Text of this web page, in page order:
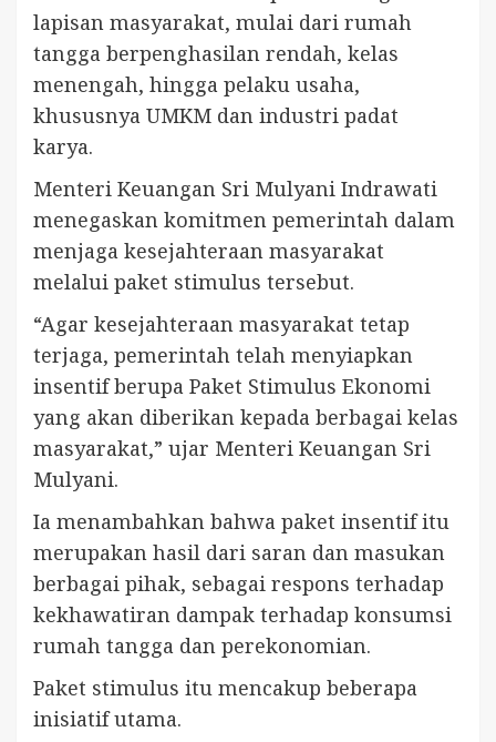
lapisan masyarakat, mulai dari rumah
tangga berpenghasilan rendah, kelas
menengah, hingga pelaku usaha,
khususnya UMKM dan industri padat
karya.
Menteri Keuangan Sri Mulyani Indrawati
menegaskan komitmen pemerintah dalam
menjaga kesejahteraan masyarakat
melalui paket stimulus tersebut.
“Agar kesejahteraan masyarakat tetap
terjaga, pemerintah telah menyiapkan
insentif berupa Paket Stimulus Ekonomi
yang akan diberikan kepada berbagai kelas
masyarakat,” ujar Menteri Keuangan Sri
Mulyani.
Ia menambahkan bahwa paket insentif itu
merupakan hasil dari saran dan masukan
berbagai pihak, sebagai respons terhadap
kekhawatiran dampak terhadap konsumsi
rumah tangga dan perekonomian.
Paket stimulus itu mencakup beberapa
inisiatif utama.